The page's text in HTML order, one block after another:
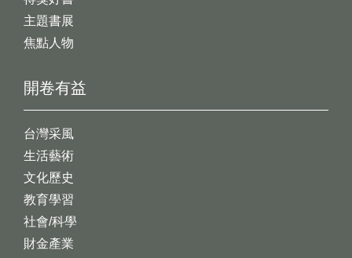
開卷有益
台灣采風
生活藝術
文化歷史
教育學習
社會/科學
財金產業
主題書展
焦點人物